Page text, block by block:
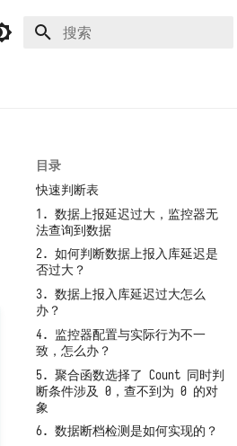
目录
快速判断表
1. 数据上报延迟过大，监控器无
法查询到数据
2. 如何判断数据上报入库延迟是
否过大？
3. 数据上报入库延迟过大怎么
办？
4. 监控器配置与实际行为不一
致，怎么办？
5. 聚合函数选择了 Count 同时判
断条件涉及 0，查不到为 0 的对
象
6. 数据断档检测是如何实现的？